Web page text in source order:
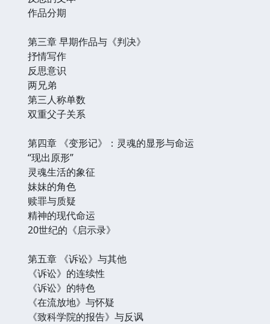
作品分期
第三章 早期作品与《判决》
抒情写作
反思意识
两兄弟
第三人称单数
双重父子关系
第四章 《变形记》：灵魂的显形与命运
“现出原形”
灵魂生活的象征
妹妹的角色
赎罪与质疑
精神的现代命运
20世纪的《启示录》
第五章 《诉讼》与其他
《诉讼》的连续性
《诉讼》的特色
《在流放地》与怀疑
《致科学院的报告》与反讽